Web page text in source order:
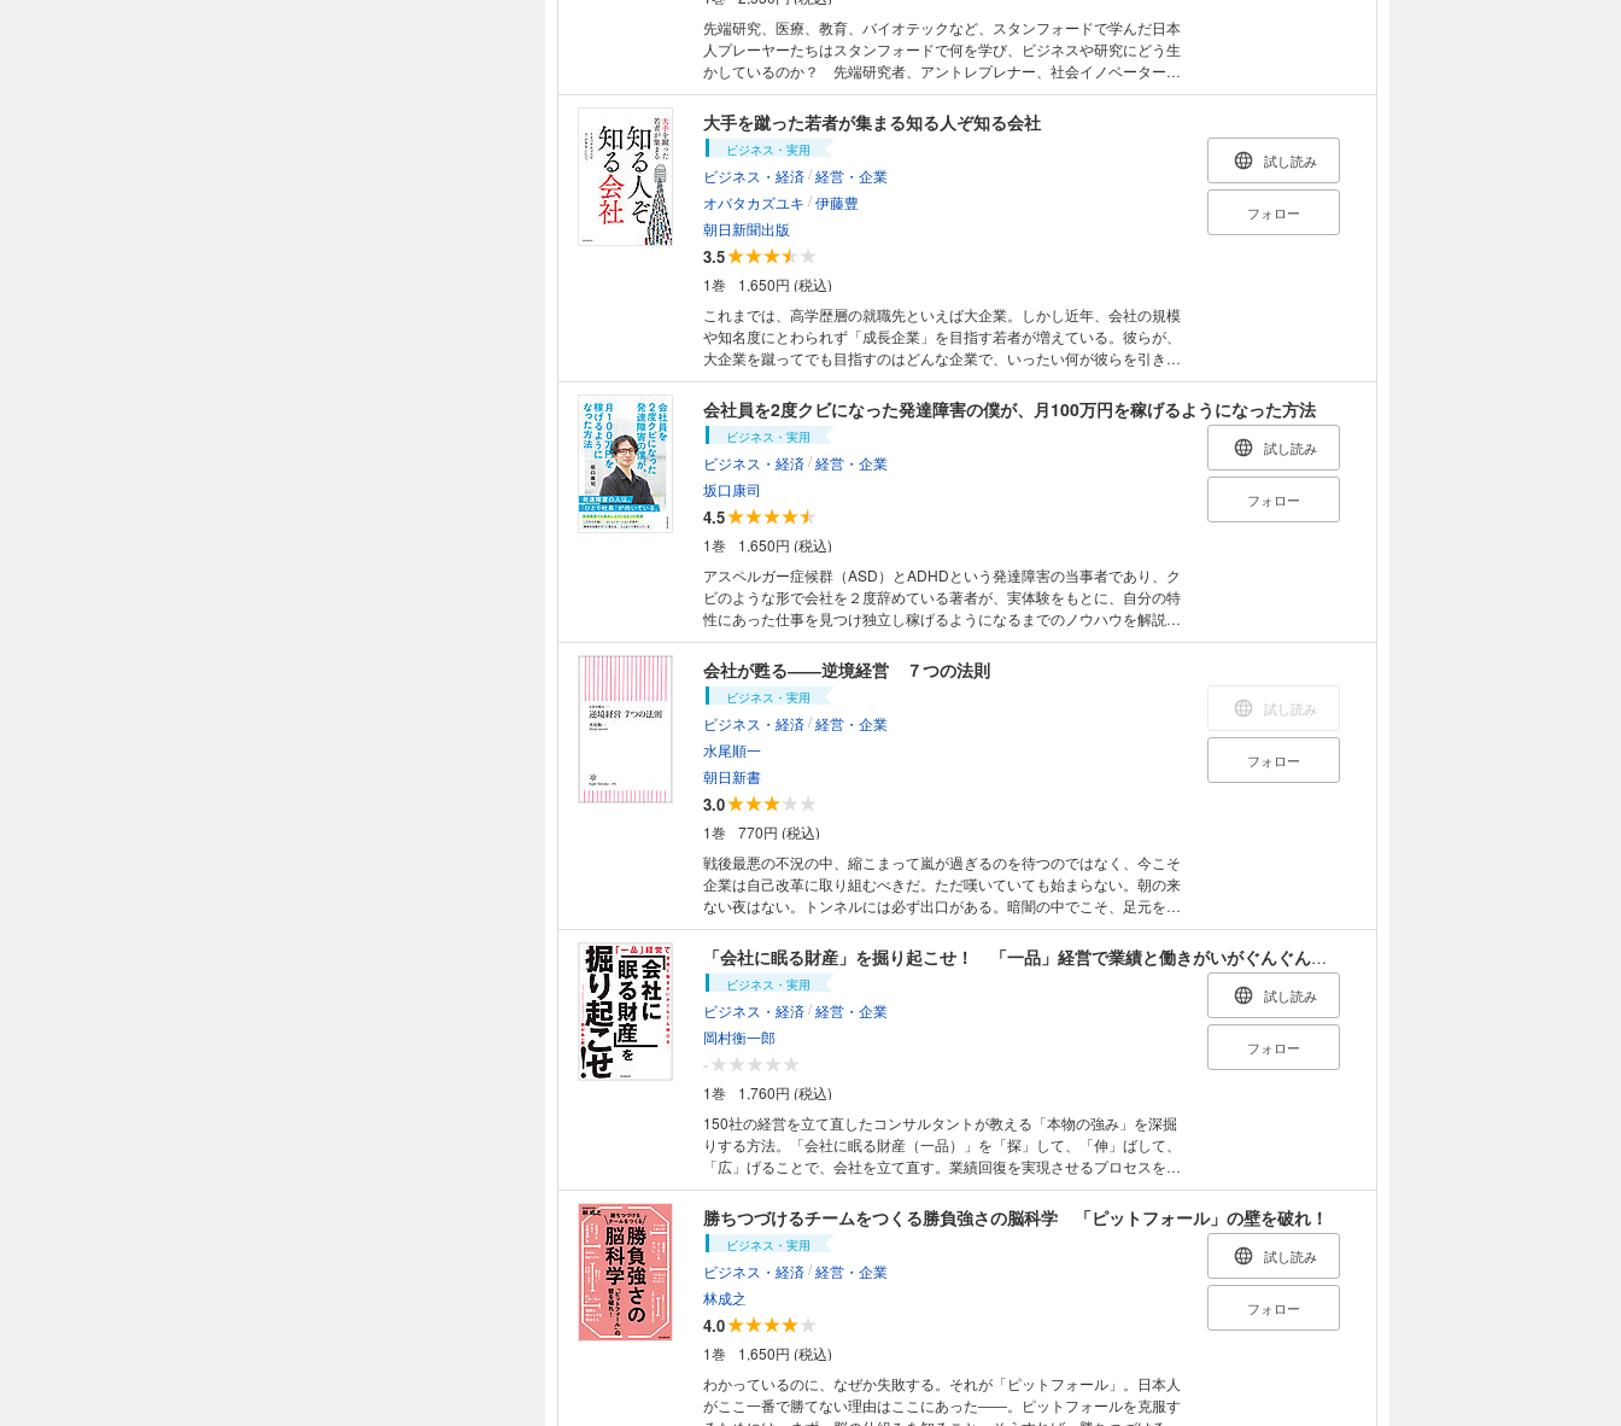
先端研究、医療、教育、バイオテックなど、スタンフォードで学んだ日本
人プレーヤーたちはスタンフォードで何を学び、ビジネスや研究にどう生
かしているのか？ 先端研究者、アントレプレナー、社会イノベーターが
思い描く日本の未来とは。
大手を蹴った若者が集まる知る人ぞ知る会社
ビジネス・実用
ビジネス・経済/経営・企業
オバタカズユキ /伊藤豊
朝日新聞出版
3.5
1巻
1,650円 (税込)
これまでは、高学歴層の就職先といえば大企業。しかし近年、会社の規模
や知名度にとわられず「成長企業」を目指す若者が増えている。彼らが、
大企業を蹴ってでも目指すのはどんな企業で、いったい何が彼らを引きつ
けているのか。東大、早稲田、慶応、一橋、東工大といった超上位校の若
者と、中小の成長企業を結びつける人材会社「スローガン」の伊藤豊氏が
選んだ企業5社を、『会社図鑑』『大学図鑑』で知られるオバタカズユキ
氏が徹底取材。優秀な人材が集まる成長企業のいまと、脱大企業の最先端
を行く若者たちの就職観・仕事観に迫る、渾身のノンフィクション。
試し読み
フォロー
会社員を2度クビになった発達障害の僕が、月100万円を稼げるようになった方法
ビジネス・実用
ビジネス・経済/経営・企業
坂口康司
4.5
1巻
1,650円 (税込)
アスペルガー症候群（ASD）とADHDという発達障害の当事者であり、ク
ビのような形で会社を２度辞めている著者が、実体験をもとに、自分の特
性にあった仕事を見つけ独立し稼げるようになるまでのノウハウを解説す
る。
試し読み
フォロー
会社が甦る――逆境経営 ７つの法則
ビジネス・実用
ビジネス・経済/経営・企業
水尾順一
朝日新書
3.0
1巻
770円 (税込)
戦後最悪の不況の中、縮こまって嵐が過ぎるのを待つのではなく、今こそ
企業は自己改革に取り組むべきだ。ただ嘆いていても始まらない。朝の来
ない夜はない。トンネルには必ず出口がある。暗闇の中でこそ、足元を見
つめ直して組織を変革しよう。「壊すことから始める」「カネを惜しむ
な」「威張らない上司を養成せよ」……。トヨタ、パナソニック、資生堂
など優良企業の事例を元に、気鋭の経営学者が生き残る企業の条件を探
る。
試し読み
フォロー
「会社に眠る財産」を掘り起こせ！ 「一品」経営で業績と働きがいがぐんぐん伸びる
ビジネス・実用
ビジネス・経済/経営・企業
岡村衡一郎
-
1巻
1,760円 (税込)
150社の経営を立て直したコンサルタントが教える「本物の強み」を深掘
りする方法。「会社に眠る財産（一品）」を「探」して、「伸」ばして、
「広」げることで、会社を立て直す。業績回復を実現させるプロセスを豊
富な具体例を交えながら解説。
試し読み
フォロー
勝ちつづけるチームをつくる勝負強さの脳科学 「ピットフォール」の壁を破れ！
ビジネス・実用
ビジネス・経済/経営・企業
林成之
4.0
1巻
1,650円 (税込)
わかっているのに、なぜか失敗する。それが「ピットフォール」。日本人
がここ一番で勝てない理由はここにあった――。ピットフォールを克服す
試し読み
フォロー